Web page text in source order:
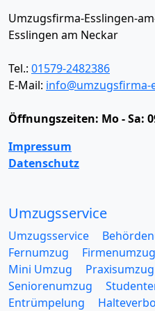
Umzugsfirma-Esslingen-
Esslingen am Neckar
Tel.: 01579-2482386
E-Mail: info@umzugsfirma-
Öffnungszeiten: Mo - Sa:
Impressum
Datenschutz
Umzugsservice
Umzugsservice
Fernumzug
Firmenumzug
Mini Umzug
Praxisumzug
Seniorenumzug
Entrümpelung